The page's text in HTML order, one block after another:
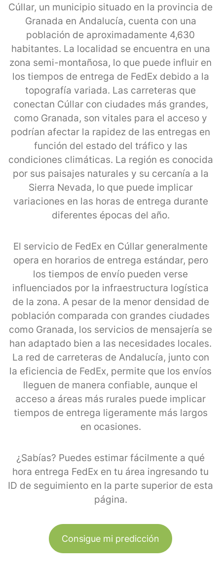
Cúllar, un municipio situado en la provincia de
Granada en Andalucía, cuenta con una
población de aproximadamente 4,630
habitantes. La localidad se encuentra en una
zona semi-montañosa, lo que puede influir en
los tiempos de entrega de FedEx debido a la
topografía variada. Las carreteras que
conectan Cúllar con ciudades más grandes,
como Granada, son vitales para el acceso y
podrían afectar la rapidez de las entregas en
función del estado del tráfico y las
condiciones climáticas. La región es conocida
por sus paisajes naturales y su cercanía a la
Sierra Nevada, lo que puede implicar
variaciones en las horas de entrega durante
diferentes épocas del año.
El servicio de FedEx en Cúllar generalmente
opera en horarios de entrega estándar, pero
los tiempos de envío pueden verse
influenciados por la infraestructura logística
de la zona. A pesar de la menor densidad de
población comparada con grandes ciudades
como Granada, los servicios de mensajería se
han adaptado bien a las necesidades locales.
La red de carreteras de Andalucía, junto con
la eficiencia de FedEx, permite que los envíos
lleguen de manera confiable, aunque el
acceso a áreas más rurales puede implicar
tiempos de entrega ligeramente más largos
en ocasiones.
¿Sabías? Puedes estimar fácilmente a qué
hora entrega FedEx en tu área ingresando tu
ID de seguimiento en la parte superior de esta
página.
Consigue mi predicción